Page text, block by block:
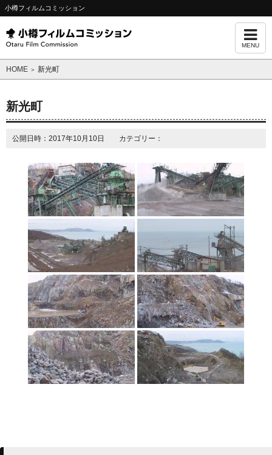
小樽フィルムコミッション
MENU
HOME ＞ 新光町
新光町
公開日時：2017年10月10日 カテゴリー：